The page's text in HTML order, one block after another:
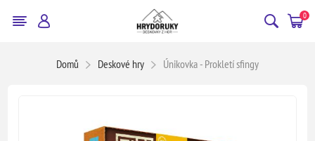
0
Domů Deskové hry Únikovka - Prokletí sfingy